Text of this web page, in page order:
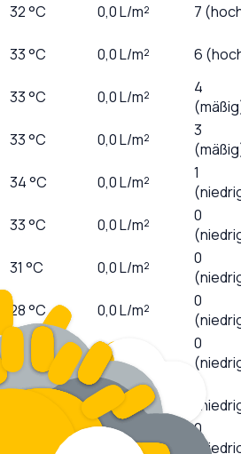
32°C 0,0L/m²
7
33°C 0,0L/m²
6
33°C 0,0L/m²
4
33°C 0,0L/m²
3
34°C 0,0L/m²
1
33°C 0,0L/m²
0
31 °C 0,0L/m²
0
28°C 0,0L/m²
0
26 0,0
0
25°C 0,0 L/m²
L/m²
0